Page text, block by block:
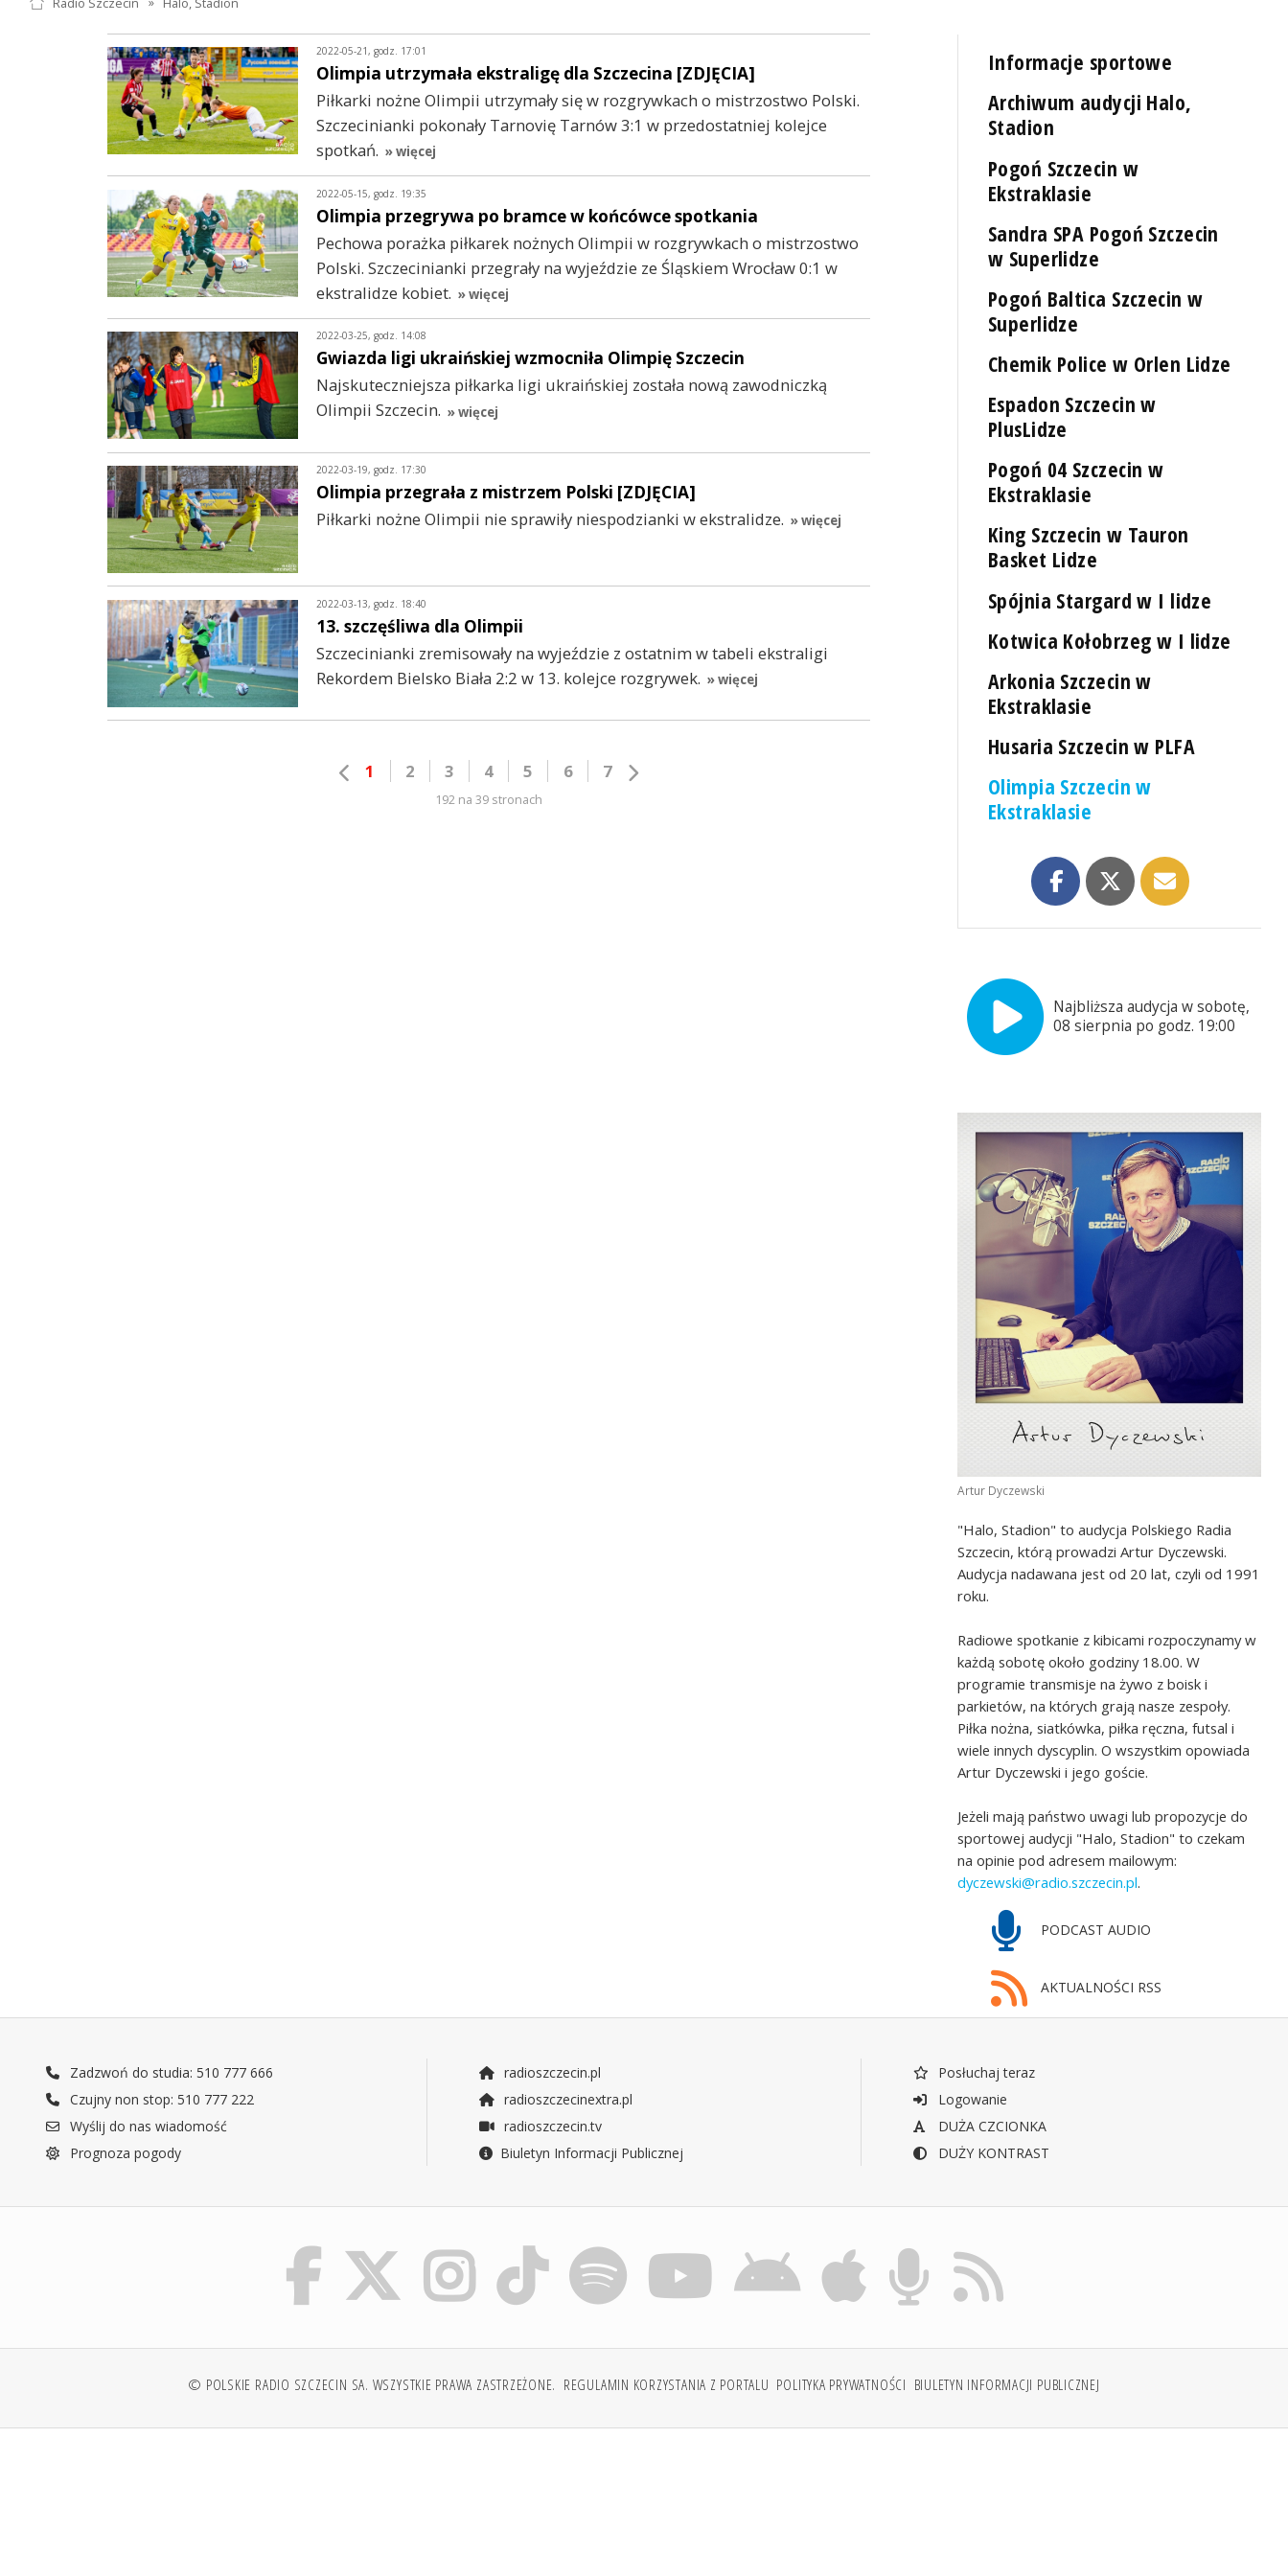
2022-05-21, godz. 17:01
Olimpia utrzymała ekstraligę dla Szczecina [ZDJĘCIA]
Piłkarki nożne Olimpii utrzymały się w rozgrywkach o mistrzostwo Polski.
Szczecinianki pokonały Tarnovię Tarnów 3:1 w przedostatniej kolejce
spotkań. » więcej
2022-05-15, godz. 19:35
Olimpia przegrywa po bramce w końcówce spotkania
Pechowa porażka piłkarek nożnych Olimpii w rozgrywkach o mistrzostwo
Polski. Szczecinianki przegrały na wyjeździe ze Śląskiem Wrocław 0:1 w
ekstralidze kobiet. » więcej
2022-03-25, godz. 14:08
Gwiazda ligi ukraińskiej wzmocniła Olimpię Szczecin
Najskuteczniejsza piłkarka ligi ukraińskiej została nową zawodniczką
Olimpii Szczecin. » więcej
2022-03-19, godz. 17:30
Olimpia przegrała z mistrzem Polski [ZDJĘCIA]
Piłkarki nożne Olimpii nie sprawiły niespodzianki w ekstralidze. » więcej
2022-03-13, godz. 18:40
13. szczęśliwa dla Olimpii
Szczecinianki zremisowały na wyjeździe z ostatnim w tabeli ekstraligi
Rekordem Bielsko Biała 2:2 w 13. kolejce rozgrywek. » więcej
1 2 3 4 5 6 7
192 na 39 stronach
Informacje sportowe
Archiwum audycji Halo,
Stadion
Pogoń Szczecin w
Ekstraklasie
Sandra SPA Pogoń Szczecin
w Superlidze
Pogoń Baltica Szczecin w
Superlidze
Chemik Police w Orlen Lidze
Espadon Szczecin w
PlusLidze
Pogoń 04 Szczecin w
Ekstraklasie
King Szczecin w Tauron
Basket Lidze
Spójnia Stargard w I lidze
Kotwica Kołobrzeg w I lidze
Arkonia Szczecin w
Ekstraklasie
Husaria Szczecin w PLFA
Olimpia Szczecin w
Ekstraklasie
Najbliższa audycja w sobotę,
08 sierpnia po godz. 19:00
Artur Dyczewski
"Halo, Stadion" to audycja Polskiego Radia
Szczecin, którą prowadzi Artur Dyczewski.
Audycja nadawana jest od 20 lat, czyli od 1991
roku.
Radiowe spotkanie z kibicami rozpoczynamy w
każdą sobotę około godziny 18.00. W
programie transmisje na żywo z boisk i
parkietów, na których grają nasze zespoły.
Piłka nożna, siatkówka, piłka ręczna, futsal i
wiele innych dyscyplin. O wszystkim opowiada
Artur Dyczewski i jego goście.
Jeżeli mają państwo uwagi lub propozycje do
sportowej audycji "Halo, Stadion" to czekam
na opinie pod adresem mailowym:
dyczewski@radio.szczecin.pl.
PODCAST AUDIO
AKTUALNOŚCI RSS
Zadzwoń do studia: 510 777 666
Czujny non stop: 510 777 222
Wyślij do nas wiadomość
Prognoza pogody
radioszczecin.pl
radioszczecinextra.pl
radioszczecin.tv
Biuletyn Informacji Publicznej
Posłuchaj teraz
Logowanie
DUŻA CZCIONKA
DUŻY KONTRAST
© POLSKIE RADIO SZCZECIN SA. WSZYSTKIE PRAWA ZASTRZEŻONE. REGULAMIN KORZYSTANIA Z PORTALU POLITYKA PRYWATNOŚCI BIULETYN INFORMACJI PUBLICZNEJ